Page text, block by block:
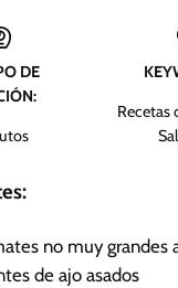
t
s
DE
Recetas
no muy grandes
de ajo asados